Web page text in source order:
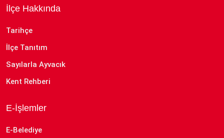
İlçe Hakkında
Tarihçe
İlçe Tanıtım
Sayılarla Ayvacık
Kent Rehberi
E-İşlemler
E-Belediye